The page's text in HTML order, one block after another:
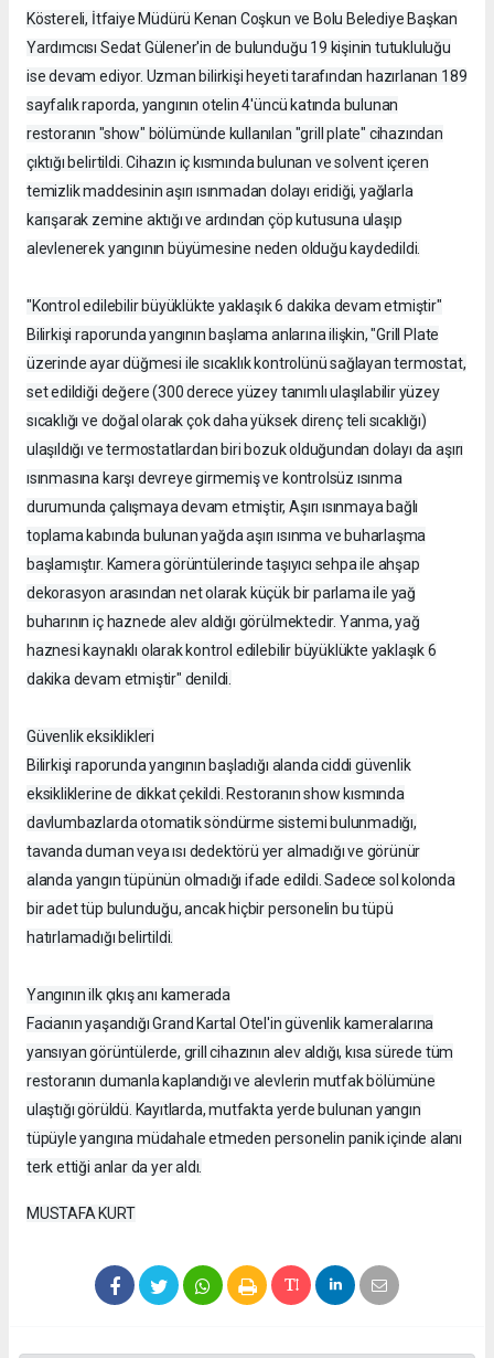
Köstereli, İtfaiye Müdürü Kenan Coşkun ve Bolu Belediye Başkan
Yardımcısı Sedat Gülener'in de bulunduğu 19 kişinin tutukluluğu
ise devam ediyor. Uzman bilirkişi heyeti tarafından hazırlanan 189
sayfalık raporda, yangının otelin 4'üncü katında bulunan
restoranın "show" bölümünde kullanılan "grill plate" cihazından
çıktığı belirtildi. Cihazın iç kısmında bulunan ve solvent içeren
temizlik maddesinin aşırı ısınmadan dolayı eridiği, yağlarla
karışarak zemine aktığı ve ardından çöp kutusuna ulaşıp
alevlenerek yangının büyümesine neden olduğu kaydedildi.
"Kontrol edilebilir büyüklükte yaklaşık 6 dakika devam etmiştir"
Bilirkişi raporunda yangının başlama anlarına ilişkin, "Grill Plate
üzerinde ayar düğmesi ile sıcaklık kontrolünü sağlayan termostat,
set edildiği değere (300 derece yüzey tanımlı ulaşılabilir yüzey
sıcaklığı ve doğal olarak çok daha yüksek direnç teli sıcaklığı)
ulaşıldığı ve termostatlardan biri bozuk olduğundan dolayı da aşırı
ısınmasına karşı devreye girmemiş ve kontrolsüz ısınma
durumunda çalışmaya devam etmiştir, Aşırı ısınmaya bağlı
toplama kabında bulunan yağda aşırı ısınma ve buharlaşma
başlamıştır. Kamera görüntülerinde taşıyıcı sehpa ile ahşap
dekorasyon arasından net olarak küçük bir parlama ile yağ
buharının iç haznede alev aldığı görülmektedir. Yanma, yağ
haznesi kaynaklı olarak kontrol edilebilir büyüklükte yaklaşık 6
dakika devam etmiştir" denildi.
Güvenlik eksiklikleri
Bilirkişi raporunda yangının başladığı alanda ciddi güvenlik
eksikliklerine de dikkat çekildi. Restoranın show kısmında
davlumbazlarda otomatik söndürme sistemi bulunmadığı,
tavanda duman veya ısı dedektörü yer almadığı ve görünür
alanda yangın tüpünün olmadığı ifade edildi. Sadece sol kolonda
bir adet tüp bulunduğu, ancak hiçbir personelin bu tüpü
hatırlamadığı belirtildi.
Yangının ilk çıkış anı kamerada
Facianın yaşandığı Grand Kartal Otel'in güvenlik kameralarına
yansıyan görüntülerde, grill cihazının alev aldığı, kısa sürede tüm
restoranın dumanla kaplandığı ve alevlerin mutfak bölümüne
ulaştığı görüldü. Kayıtlarda, mutfakta yerde bulunan yangın
tüpüyle yangına müdahale etmeden personelin panik içinde alanı
terk ettiği anlar da yer aldı.
MUSTAFA KURT